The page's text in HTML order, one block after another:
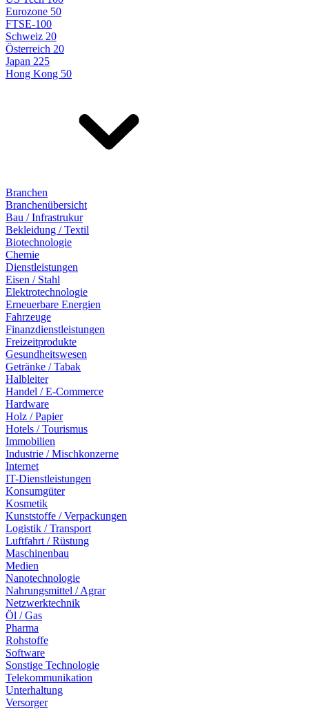
Eurozone 50
FTSE-100
Schweiz 20
Österreich 20
Japan 225
Hong Kong 50
Branchen
Branchenübersicht
Bau / Infrastrukur
Bekleidung / Textil
Biotechnologie
Chemie
Dienstleistungen
Eisen / Stahl
Elektrotechnologie
Erneuerbare Energien
Fahrzeuge
Finanzdienstleistungen
Freizeitprodukte
Gesundheitswesen
Getränke / Tabak
Halbleiter
Handel / E-Commerce
Hardware
Holz / Papier
Hotels / Tourismus
Immobilien
Industrie / Mischkonzerne
Internet
IT-Dienstleistungen
Konsumgüter
Kosmetik
Kunststoffe / Verpackungen
Logistik / Transport
Luftfahrt / Rüstung
Maschinenbau
Medien
Nanotechnologie
Nahrungsmittel / Agrar
Netzwerktechnik
Öl / Gas
Pharma
Rohstoffe
Software
Sonstige Technologie
Telekommunikation
Unterhaltung
Versorger